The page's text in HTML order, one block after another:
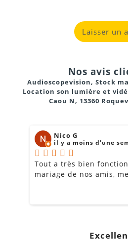
Laisser un
Nos avis
Audioscopevision, Stock
Location son lumière et
Caou N, 13360
Nico G
il y a moins d'une
Tout a très bien
mariage de nos amis,